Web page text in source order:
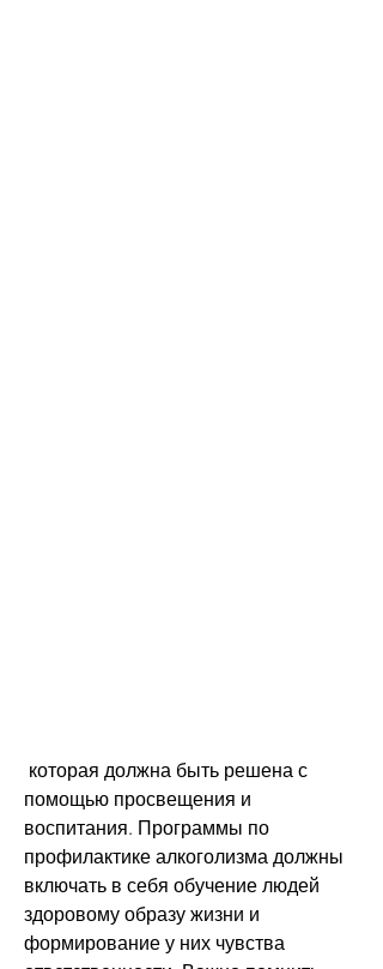
помощью просвещения и
воспитания. Программы по
профилактике алкоголизма должны
включать в себя обучение людей
здоровому образу жизни и
формирование у них чувства